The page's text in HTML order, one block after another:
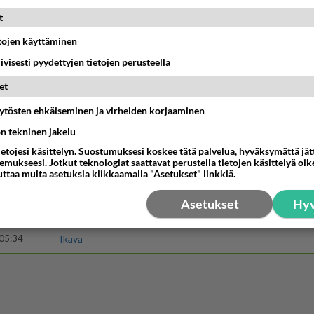
Ikävä
hänen ajattelevan sinusta?
Ikävä
avautui !
kaivattusi on tehnyt?
Ikävä
välit
Ikävä
käyttäminen
pyydettyjen tietojen perusteella
ehkäiseminen ja virheiden korjaaminen
tekninen jakelu
käsittelyn. Suostumuksesi koskee tätä palvelua, hyväksymättä
Jotkut teknologiat saattavat perustella tietojen käsittelyä
muita asetuksia klikkaamalla "Asetukset" linkkiä.
Asetukset